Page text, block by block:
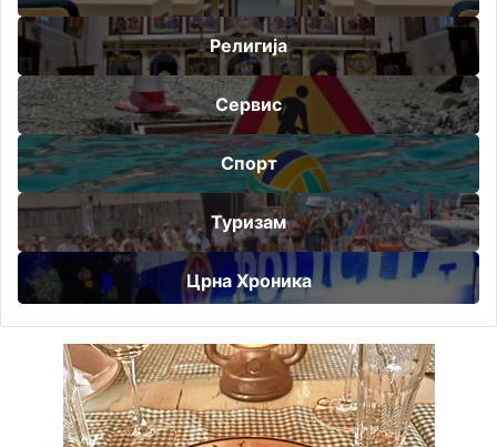
Религија
Сервис
Спорт
Туризам
Црна Хроника